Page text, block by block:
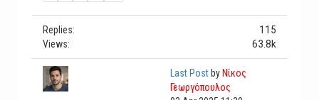
Replies: 115
Views: 63.8k
Last Post by Νίκος
Γεωργόπουλος